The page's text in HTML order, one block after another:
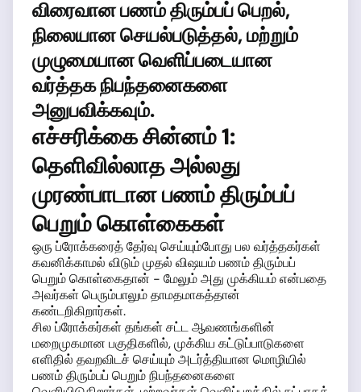
விரைவான பணம் திரும்பப் பெறல்,
நிலையான செயல்படுத்தல், மற்றும்
முழுமையான வெளிப்படையான
வர்த்தக நிபந்தனைகளை
அனுபவிக்கவும்.
எச்சரிக்கை சின்னம் 1:
தெளிவில்லாத அல்லது
முரண்பாடான பணம் திரும்பப்
பெறும் கொள்கைகள்
ஒரு ப்ரோக்கரைத் தேர்வு செய்யும்போது பல வர்த்தகர்கள்
கவனிக்காமல் விடும் முதல் விஷயம் பணம் திரும்பப்
பெறும் கொள்கைதான் - மேலும் அது முக்கியம் என்பதை
அவர்கள் பெரும்பாலும் தாமதமாகத்தான்
கண்டறிகிறார்கள்.
சில ப்ரோக்கர்கள் தங்கள் சட்ட ஆவணங்களின்
மறைமுகமான பகுதிகளில், முக்கிய கட்டுப்பாடுகளை
எளிதில் தவறவிடச் செய்யும் அடர்த்தியான மொழியில்
பணம் திரும்பப் பெறும் நிபந்தனைகளை